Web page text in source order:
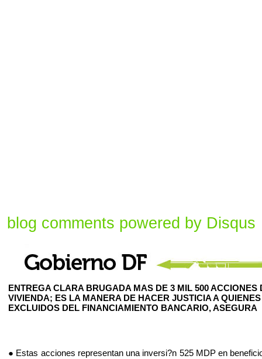
blog comments powered by Disqus
ENTREGA CLARA BRUGADA MAS DE 3 MIL 500 ACCIONES
VIVIENDA; ES LA MANERA DE HACER JUSTICIA A
EXCLUIDOS DEL FINANCIAMIENTO BANCARIO, ASEGURA
● Estas acciones representan una inversi?n 525 MDP en